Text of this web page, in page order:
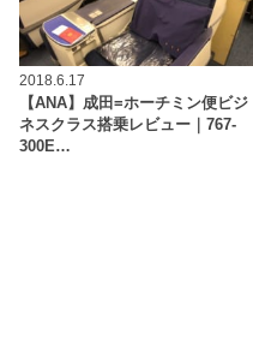
2018.6.17
【ANA】成田=ホーチミン便ビジ
ネスクラス搭乗レビュー｜767-
300E…